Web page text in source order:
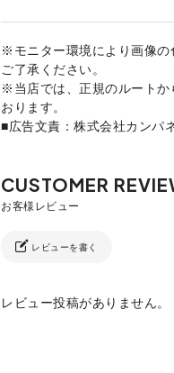
※モニター環境により画像の
ご了承ください。
※当店では、正規のルートか
おります。
■広告文責：株式会社カンパ
レビューを書く
レビュー投稿がありません。